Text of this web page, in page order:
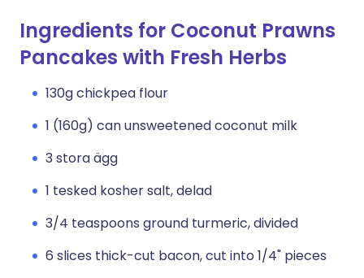
Ingredients for Coconut Prawns
Pancakes with Fresh Herbs
130g chickpea flour
1 (160g) can unsweetened coconut milk
3 stora ägg
1 tesked kosher salt, delad
3/4 teaspoons ground turmeric, divided
6 slices thick-cut bacon, cut into 1/4" pieces